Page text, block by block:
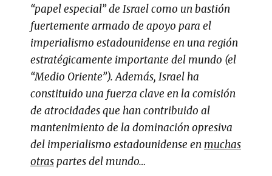
“papel especial” de Israel como un bastión
fuertemente armado de apoyo para el
imperialismo estadounidense en una región
estratégicamente importante del mundo (el
“Medio Oriente”). Además, Israel ha
constituido una fuerza clave en la comisión
de atrocidades que han contribuido al
mantenimiento de la dominación opresiva
del imperialismo estadounidense en muchas
otraspartes del mundo…